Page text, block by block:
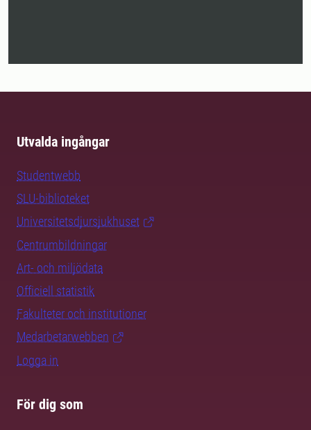
Utvalda ingångar
Studentwebb
SLU-biblioteket
Universitetsdjursjukhuset
Centrumbildningar
Art- och miljödata
Officiell statistik
Fakulteter och institutioner
Medarbetarwebben
Logga in
För dig som